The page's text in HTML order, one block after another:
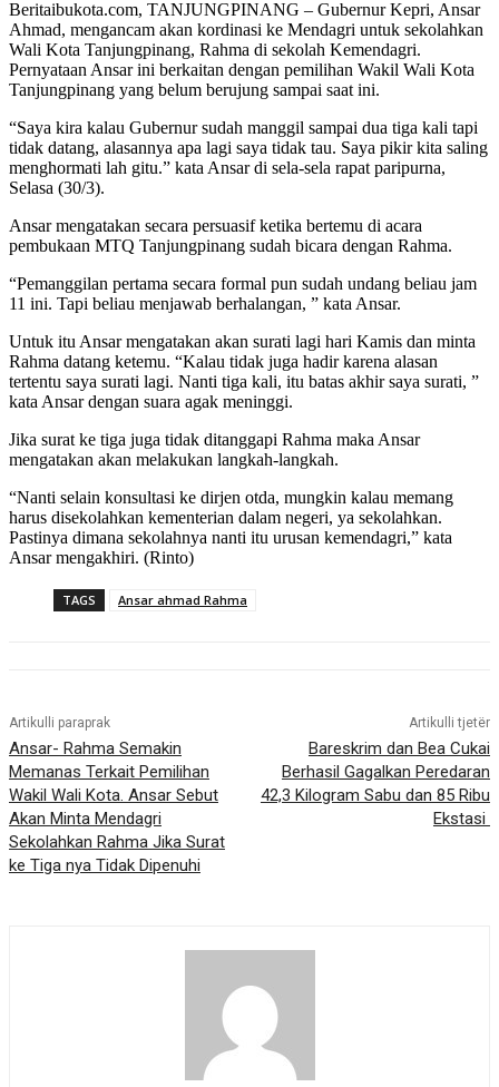
Beritaibukota.com, TANJUNGPINANG – Gubernur Kepri, Ansar
Ahmad, mengancam akan kordinasi ke Mendagri untuk sekolahkan
Wali Kota Tanjungpinang, Rahma di sekolah Kemendagri.
Pernyataan Ansar ini berkaitan dengan pemilihan Wakil Wali Kota
Tanjungpinang yang belum berujung sampai saat ini.
“Saya kira kalau Gubernur sudah manggil sampai dua tiga kali tapi
tidak datang, alasannya apa lagi saya tidak tau. Saya pikir kita saling
menghormati lah gitu.” kata Ansar di sela-sela rapat paripurna,
Selasa (30/3).
Ansar mengatakan secara persuasif ketika bertemu di acara
pembukaan MTQ Tanjungpinang sudah bicara dengan Rahma.
“Pemanggilan pertama secara formal pun sudah undang beliau jam
11 ini. Tapi beliau menjawab berhalangan, ” kata Ansar.
Untuk itu Ansar mengatakan akan surati lagi hari Kamis dan minta
Rahma datang ketemu. “Kalau tidak juga hadir karena alasan
tertentu saya surati lagi. Nanti tiga kali, itu batas akhir saya surati, ”
kata Ansar dengan suara agak meninggi.
Jika surat ke tiga juga tidak ditanggapi Rahma maka Ansar
mengatakan akan melakukan langkah-langkah.
“Nanti selain konsultasi ke dirjen otda, mungkin kalau memang
harus disekolahkan kementerian dalam negeri, ya sekolahkan.
Pastinya dimana sekolahnya nanti itu urusan kemendagri,” kata
Ansar mengakhiri. (Rinto)
TAGS Ansar ahmad Rahma
Artikulli paraprak
Ansar- Rahma Semakin
Memanas Terkait Pemilihan
Wakil Wali Kota. Ansar Sebut
Akan Minta Mendagri
Sekolahkan Rahma Jika Surat
ke Tiga nya Tidak Dipenuhi
Artikulli tjetër
Bareskrim dan Bea Cukai
Berhasil Gagalkan Peredaran
42,3 Kilogram Sabu dan 85 Ribu
Ekstasi